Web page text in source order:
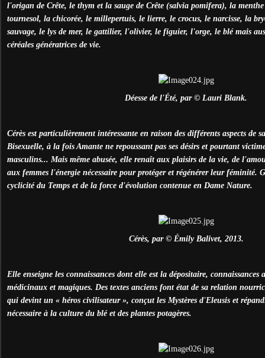
l'origan de Crête, le thym et la sauge de Crête (salvia pomifera), la
tournesol, la chicorée, le millepertuis, le lierre, le crocus, le narcisse, la
sauvage, le lys de mer, le gattilier, l'olivier, le figuier, l'orge, le blé mais
céréales génératrices de vie.
Déesse de l'Été, par © Lauri Blank.
Cérès est particulièrement intéressante en raison des différents aspects de
Bisexuelle, à la fois Amante ne repoussant pas ses désirs et pourtant
masculins... Mais même abusée, elle renaît aux plaisirs de la vie, de
aux femmes l'énergie nécessaire pour protéger et régénérer leur féminité.
cyclicité du Temps et de la force d'évolution contenue en Dame Nature.
Cérès, par © Émily Balivet, 2013.
Elle enseigne les connaissances dont elle est la dépositaire, connaissances
médicinaux et magiques. Des textes anciens font état de sa relation
qui devint un « héros civilisateur », conçut les Mystères d'Eleusis et
nécessaire à la culture du blé et des plantes potagères.